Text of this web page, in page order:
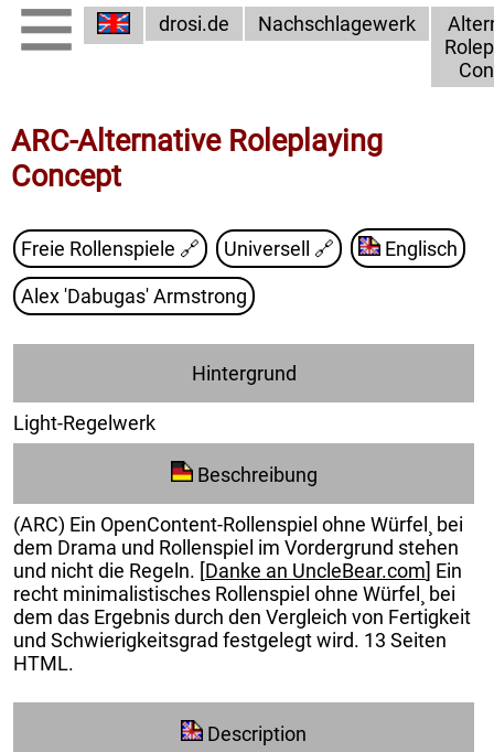
drosi.de Nachschlagewerk
ARC-Alternative Roleplaying
Concept
Freie Rollenspiele 🔗 Universell 🔗 Englisch
Alex 'Dabugas' Armstrong
Hintergrund
Light-Regelwerk
Beschreibung
(ARC) Ein OpenContent-Rollenspiel ohne Würfel¸ bei
dem Drama und Rollenspiel im Vordergrund stehen
und nicht die Regeln. [Danke an UncleBear.com] Ein
recht minimalistisches Rollenspiel ohne Würfel¸ bei
dem das Ergebnis durch den Vergleich von Fertigkeit
und Schwierigkeitsgrad festgelegt wird. 13 Seiten
HTML.
Description